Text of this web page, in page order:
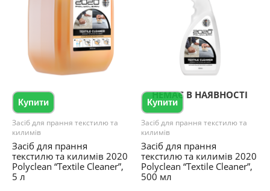
Купити
Засіб для прання текстилю та
килимів
Засіб для прання
текстилю та килимів 2020
Polyclean “Textile Cleaner”,
5 л
НЕМАЄ В НАЯВНОСТІ
Купити
Засіб для прання текстилю та
килимів
Засіб для прання
текстилю та килимів 2020
Polyclean “Textile Cleaner”,
500 мл